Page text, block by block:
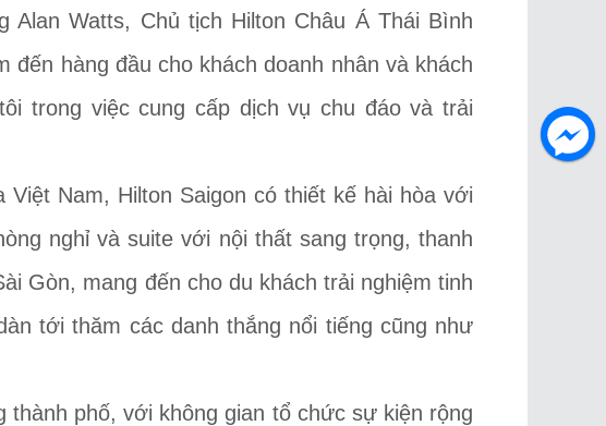
Watts, Chủ tịch Hilton Châu Á Thái Bình
hàng đầu cho khách doanh nhân và khách
trong việc cung cấp dịch vụ chu đáo và trải
Nam, Hilton Saigon có thiết kế hài hòa với
nghỉ và suite với nội thất sang trọng, thanh
Gòn, mang đến cho du khách trải nghiệm tinh
tới thăm các danh thắng nổi tiếng cũng như
phố, với không gian tổ chức sự kiện rộng